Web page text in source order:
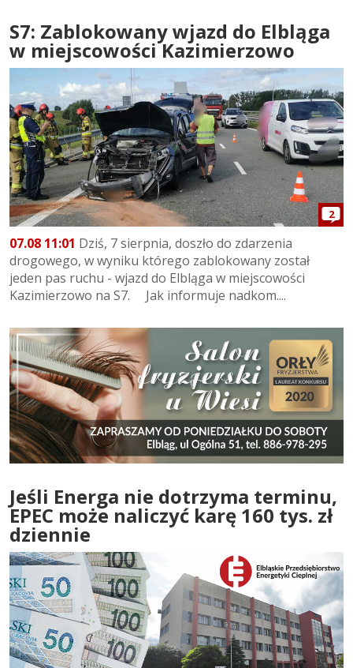
S7: Zablokowany wjazd do Elbląga
w miejscowości Kazimierzowo
2
07.08 11:01 Dziś, 7 sierpnia, doszło do zdarzenia
drogowego, w wyniku którego zablokowany został
jeden pas ruchu - wjazd do Elbląga w miejscowości
Kazimierzowo na S7. Jak informuje nadkom....
Jeśli Energa nie dotrzyma terminu,
EPEC może naliczyć karę 160 tys. zł
dziennie